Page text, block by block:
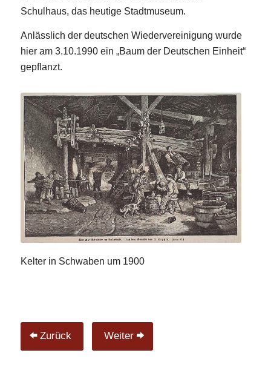
Schulhaus, das heutige Stadtmuseum.
Anlässlich der deutschen Wiedervereinigung wurde
hier am 3.10.1990 ein „Baum der Deutschen Einheit“
gepflanzt.
Kelter in Schwaben um 1900
Zurück Weiter